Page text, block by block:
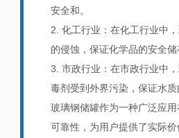
安全和。
2. 化工行业：在化工行业中
的侵蚀，保证化学品的安全储
3. 市政行业：在市政行业中
毒剂受到外界污染，保证水质
玻璃钢储罐作为一种广泛应
可靠性，为用户提供了实际